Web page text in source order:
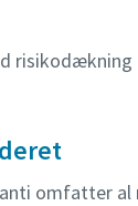
omfatter